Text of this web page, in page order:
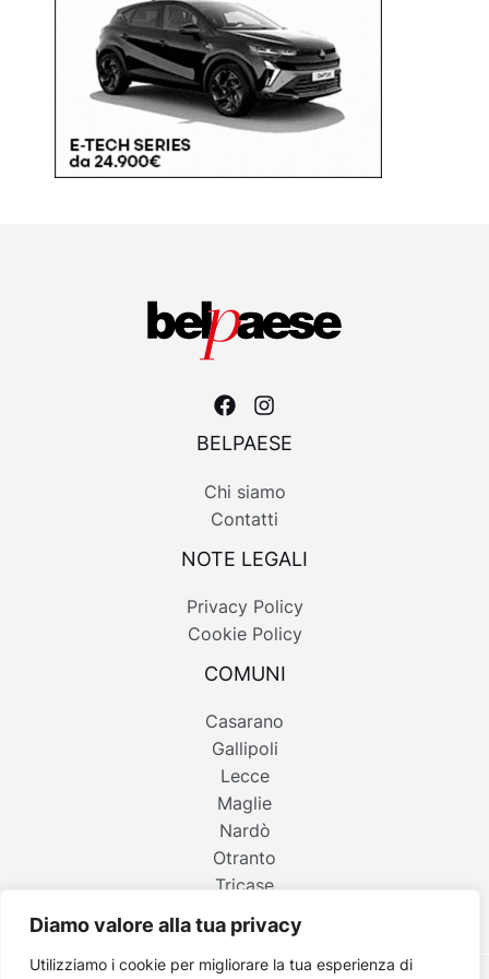
Diamo valore alla tua privacy
Utilizziamo i cookie per migliorare la tua esperienza di
BELPAESE
Chi siamo
Contatti
NOTE LEGALI
Privacy Policy
Cookie Policy
COMUNI
Casarano
Gallipoli
Lecce
Maglie
Nardò
Otranto
Tricase